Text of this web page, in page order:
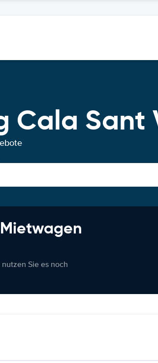
Cala Sant
Sie es noch